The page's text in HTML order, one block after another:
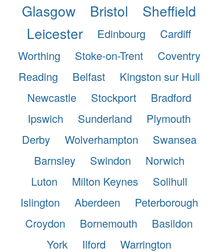
Glasgow
Bristol
Sheffield
Leicester
Edinbourg
Cardiff
Worthing
Stoke-on-Trent
Coventry
Reading
Belfast
Kingston sur Hull
Newcastle
Stockport
Bradford
Ipswich
Sunderland
Plymouth
Derby
Wolverhampton
Swansea
Barnsley
Swindon
Norwich
Luton
Milton Keynes
Solihull
Islington
Aberdeen
Peterborough
Croydon
Bornemouth
Basildon
York
Ilford
Warrington